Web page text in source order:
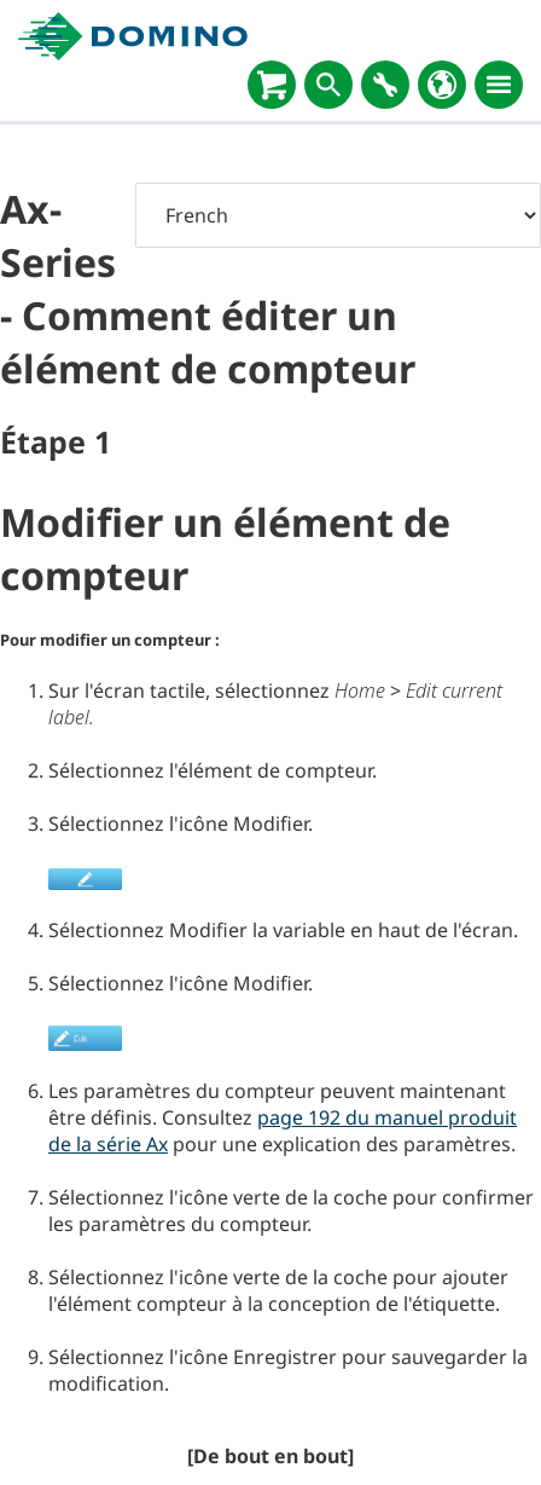
Ax-
Series
- Comment éditer un
élément de compteur
Étape 1
Modifier un élément de
compteur
Pour modifier un compteur :
Sur l'écran tactile, sélectionnez Home>Edit current
label.
Sélectionnez l'élément de compteur.
Sélectionnez l'icône Modifier.
Sélectionnez Modifier la variable en haut de l'écran.
Sélectionnez l'icône Modifier.
Les paramètres du compteur peuvent maintenant
être définis. Consultez page 192 du manuel produit
de la série Ax pour une explication des paramètres.
Sélectionnez l'icône verte de la coche pour confirmer
les paramètres du compteur.
Sélectionnez l'icône verte de la coche pour ajouter
l'élément compteur à la conception de l'étiquette.
Sélectionnez l'icône Enregistrer pour sauvegarder la
modification.
[De bout en bout]